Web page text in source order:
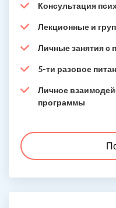
Консультация
Лекционные и
Личные занятия с
5-ти разовое
Личное
программы